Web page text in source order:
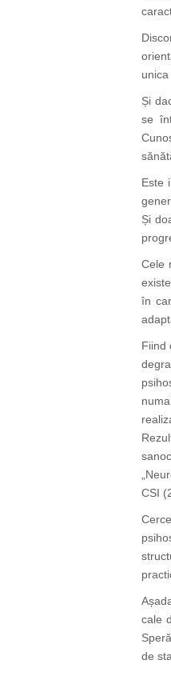
Și
se
Este
Și
Cele
în
Fiind
CSI
cale
de